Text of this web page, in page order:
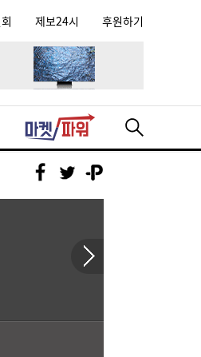
제보24시 후원하기